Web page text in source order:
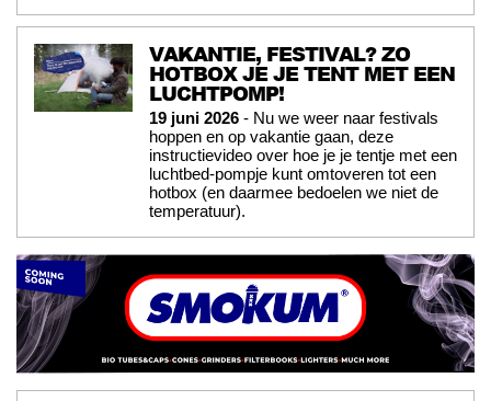
VAKANTIE, FESTIVAL? ZO
HOTBOX JE JE TENT MET EEN
LUCHTPOMP!
19 juni 2026 - Nu we weer naar festivals
hoppen en op vakantie gaan, deze
instructievideo over hoe je je tentje met een
luchtbed-pompje kunt omtoveren tot een
hotbox (en daarmee bedoelen we niet de
temperatuur).